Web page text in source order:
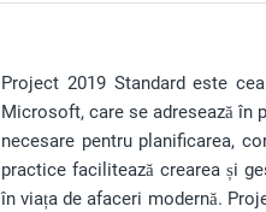
Project 2019 Standard este
Microsoft, care se adresează în
necesare pentru planificarea,
practice facilitează crearea și
în viața de afaceri modernă.